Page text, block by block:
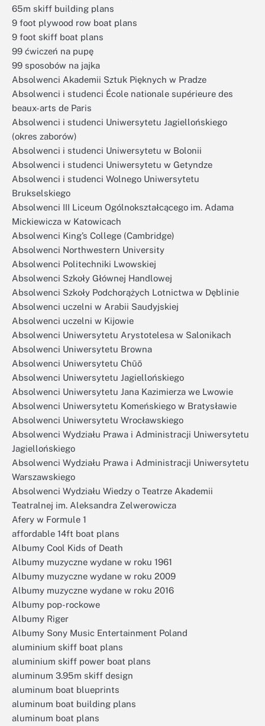
65m skiff building plans
9 foot plywood row boat plans
9 foot skiff boat plans
99 ćwiczeń na pupę
99 sposobów na jajka
Absolwenci Akademii Sztuk Pięknych w Pradze
Absolwenci i studenci École nationale supérieure des
beaux-arts de Paris
Absolwenci i studenci Uniwersytetu Jagiellońskiego
(okres zaborów)
Absolwenci i studenci Uniwersytetu w Bolonii
Absolwenci i studenci Uniwersytetu w Getyndze
Absolwenci i studenci Wolnego Uniwersytetu
Brukselskiego
Absolwenci III Liceum Ogólnokształcącego im. Adama
Mickiewicza w Katowicach
Absolwenci King’s College (Cambridge)
Absolwenci Northwestern University
Absolwenci Politechniki Lwowskiej
Absolwenci Szkoły Głównej Handlowej
Absolwenci Szkoły Podchorążych Lotnictwa w Dęblinie
Absolwenci uczelni w Arabii Saudyjskiej
Absolwenci uczelni w Kijowie
Absolwenci Uniwersytetu Arystotelesa w Salonikach
Absolwenci Uniwersytetu Browna
Absolwenci Uniwersytetu Chūō
Absolwenci Uniwersytetu Jagiellońskiego
Absolwenci Uniwersytetu Jana Kazimierza we Lwowie
Absolwenci Uniwersytetu Komeńskiego w Bratysławie
Absolwenci Uniwersytetu Wrocławskiego
Absolwenci Wydziału Prawa i Administracji Uniwersytetu
Jagiellońskiego
Absolwenci Wydziału Prawa i Administracji Uniwersytetu
Warszawskiego
Absolwenci Wydziału Wiedzy o Teatrze Akademii
Teatralnej im. Aleksandra Zelwerowicza
Afery w Formule 1
affordable 14ft boat plans
Albumy Cool Kids of Death
Albumy muzyczne wydane w roku 1961
Albumy muzyczne wydane w roku 2009
Albumy muzyczne wydane w roku 2016
Albumy pop-rockowe
Albumy Riger
Albumy Sony Music Entertainment Poland
aluminium skiff boat plans
aluminium skiff power boat plans
aluminum 3.95m skiff design
aluminum boat blueprints
aluminum boat building plans
aluminum boat plans